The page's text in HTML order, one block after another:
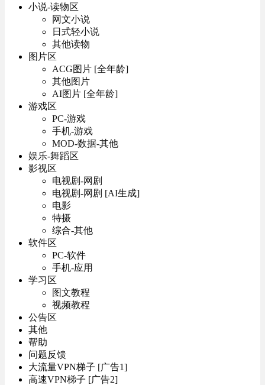
小说-读物区
网文小说
日式轻小说
其他读物
图片区
ACG图片 [全年龄]
其他图片
AI图片 [全年龄]
游戏区
PC-游戏
手机-游戏
MOD-数据-其他
娱乐-舞蹈区
影视区
电视剧-网剧
电视剧-网剧 [AI生成]
电影
特摄
综合-其他
软件区
PC-软件
手机-应用
学习区
图文教程
视频教程
公告区
其他
帮助
问题反馈
大流量VPN梯子 [广告1]
高速VPN梯子 [广告2]